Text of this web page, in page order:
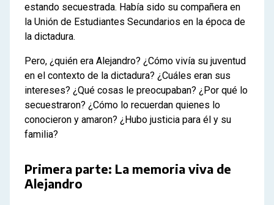
estando secuestrada. Había sido su compañera en
la Unión de Estudiantes Secundarios en la época de
la dictadura.
Pero, ¿quién era Alejandro? ¿Cómo vivía su juventud
en el contexto de la dictadura? ¿Cuáles eran sus
intereses? ¿Qué cosas le preocupaban? ¿Por qué lo
secuestraron? ¿Cómo lo recuerdan quienes lo
conocieron y amaron? ¿Hubo justicia para él y su
familia?
Primera parte: La memoria viva de
Alejandro